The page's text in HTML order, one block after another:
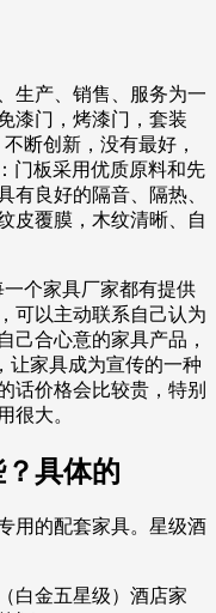
生产、销售、服务为一
漆门，烤漆门，套装
断创新，没有最好，
门板采用优质原料和先
有良好的隔音、隔热、
皮覆膜，木纹清晰、自
个家具厂家都有提供
可以主动联系自己认为
己合心意的家具产品，
让家具成为宣传的一种
话价格会比较贵，特别
很大。
具体的
用的配套家具。星级酒
白金五星级）酒店家